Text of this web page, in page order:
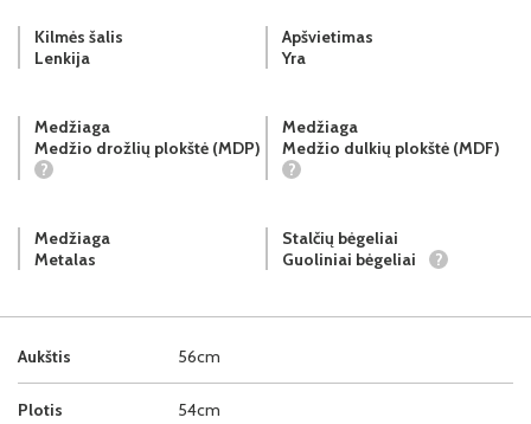
Aukštis 56cm
Plotis 54cm
Kilmės šalis
Lenkija
Apšvietimas
Yra
Medžiaga
Medžio drožlių plokštė (MDP)
?
Medžiaga
Medžio dulkių plokštė (MDF)
?
Medžiaga
Metalas
Stalčių bėgeliai
Guoliniai bėgeliai
?